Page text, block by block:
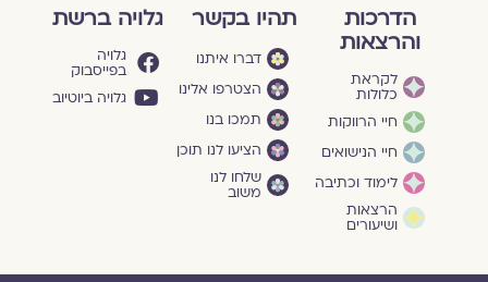
הדרכות
והרצאות
לקראת
כלולות
חיי הרווקות
חיי הנישואים
לימוד וכתיבה
הרצאות
ושיעורים
תהיו בקשר
דברו איתנו
הצטרפו אלינו
תמכו בנו
הציעו לנו תוכן
שלחו לנו
משוב
גלויה ברשת
גלויה
בפייסבוק
גלויה ביוטיוב